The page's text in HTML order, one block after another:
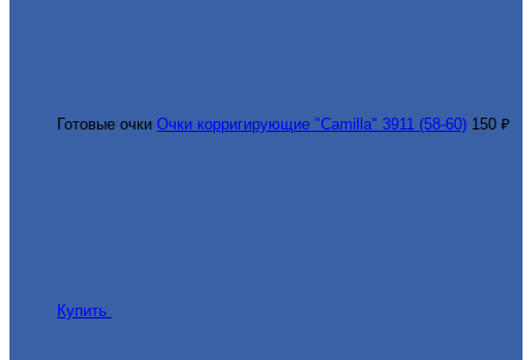
Готовые очки Очки корригирующие "Camilla" 3911 (58-60) 150 ₽
Купить